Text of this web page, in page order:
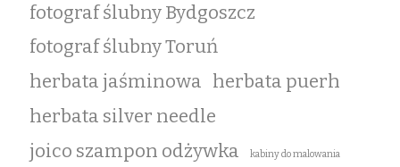
fotograf ślubny Bydgoszcz
fotograf ślubny Toruń
herbata jaśminowa herbata puerh
herbata silver needle
joico szampon odżywka
kabiny do malowania